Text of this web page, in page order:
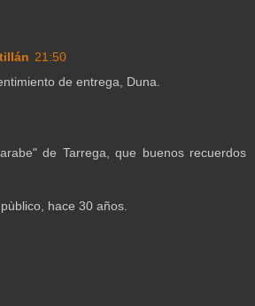
21:50
de entrega, Duna.
de Tarrega, que buenos recuerdos
hace 30 años.